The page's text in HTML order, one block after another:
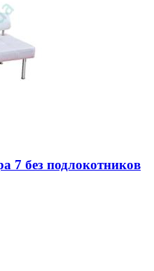
7 без подлокотников